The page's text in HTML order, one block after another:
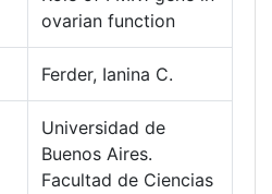
ovarian function
Ferder, Ianina C.
Universidad de
Buenos Aires.
Facultad de Ciencias